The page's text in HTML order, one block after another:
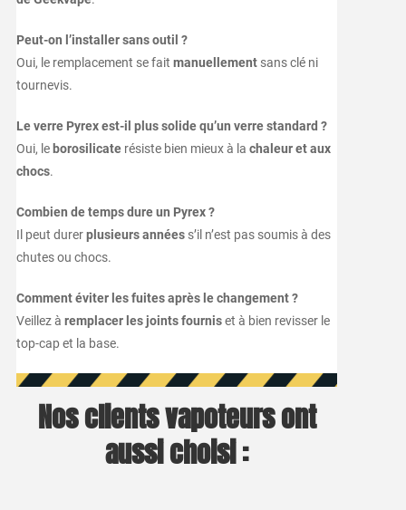
Peut-on l’installer sans outil ?
Oui, le remplacement se fait manuellementsans clé ni
tournevis.
Le verre Pyrex est-il plus solide qu’un verre standard ?
Oui, le borosilicaterésiste bien mieux à la chaleur et aux
chocs.
Combien de temps dure un Pyrex ?
Il peut durerplusieurs annéess’il n’est pas soumis à des
chutes ou chocs.
Comment éviter les fuites après le changement ?
Veillez à remplacer les joints fourniset à bien revisser le
top-cap et la base.
Nos clients vapoteurs ont
aussi choisi :